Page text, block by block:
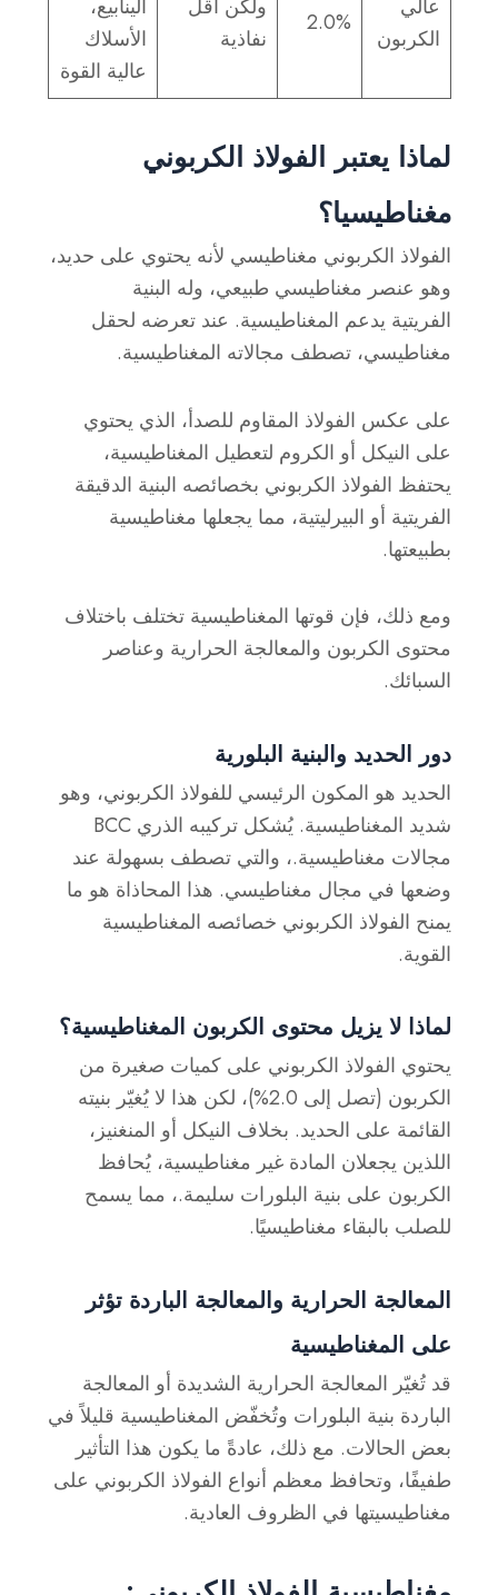
عالي
الكربون
2.0%
ولكن أقل
نفاذية
الينابيع،
الأسلاك
عالية القوة
لماذا يعتبر الفولاذ الكربوني
مغناطيسيا؟
الفولاذ الكربوني مغناطيسي لأنه يحتوي على حديد،
وهو عنصر مغناطيسي طبيعي، وله البنية
الفريتية يدعم المغناطيسية. عند تعرضه لحقل
مغناطيسي، تصطف مجالاته المغناطيسية.
على عكس الفولاذ المقاوم للصدأ، الذي يحتوي
على النيكل أو الكروم لتعطيل المغناطيسية،
يحتفظ الفولاذ الكربوني بخصائصه البنية الدقيقة
الفريتية أو البيرليتية، مما يجعلها مغناطيسية
بطبيعتها.
ومع ذلك، فإن قوتها المغناطيسية تختلف باختلاف
محتوى الكربون والمعالجة الحرارية وعناصر
السبائك.
دور الحديد والبنية البلورية
الحديد هو المكون الرئيسي للفولاذ الكربوني، وهو
شديد المغناطيسية. يُشكل تركيبه الذري BCC
مجالات مغناطيسية.، والتي تصطف بسهولة عند
وضعها في مجال مغناطيسي. هذا المحاذاة هو ما
يمنح الفولاذ الكربوني خصائصه المغناطيسية
القوية.
لماذا لا يزيل محتوى الكربون المغناطيسية؟
يحتوي الفولاذ الكربوني على كميات صغيرة من
الكربون (تصل إلى 2.0%)، لكن هذا لا يُغيّر بنيته
القائمة على الحديد. بخلاف النيكل أو المنغنيز،
اللذين يجعلان المادة غير مغناطيسية، يُحافظ
الكربون على بنية البلورات سليمة.، مما يسمح
للصلب بالبقاء مغناطيسيًا.
المعالجة الحرارية والمعالجة الباردة تؤثر
على المغناطيسية
قد تُغيّر المعالجة الحرارية الشديدة أو المعالجة
الباردة بنية البلورات وتُخفّض المغناطيسية قليلاً في
بعض الحالات. مع ذلك، عادةً ما يكون هذا التأثير
طفيفًا، وتحافظ معظم أنواع الفولاذ الكربوني على
مغناطيسيتها في الظروف العادية.